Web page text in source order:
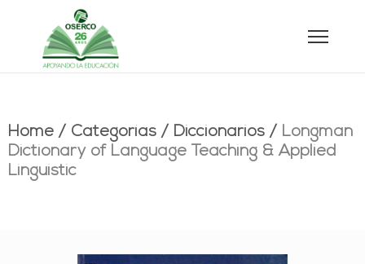
Home / Categorías / Diccionarios / Longman
Dictionary of Language Teaching & Applied
Linguistic